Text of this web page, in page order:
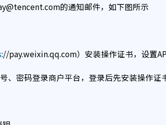
的通知邮件，如下图所示
://pay.weixin.qq.com）安装操作证书，设置
密码登录商户平台，登录后先安装操作证